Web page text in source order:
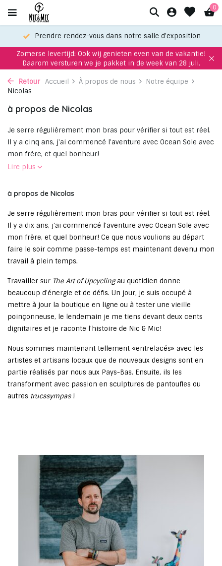
0
Prendre rendez-vous dans notre salle d'exposition
Zomerse levertijd: Ook wij genieten even van de vakantie!
Daarom versturen we je pakket in de week van 28 juli.
Retour Accueil À propos de nous
Notre équipe
Nicolas
à propos de Nicolas
Je serre régulièrement mon bras pour vérifier si tout est réel.
Il y a cinq ans, j'ai commencé l'aventure avec Ocean Sole avec
mon frère, et quel bonheur!
Lire plus
à propos de Nicolas
Je serre régulièrement mon bras pour vérifier si tout est réel.
Il y a dix ans, j'ai commencé l'aventure avec Ocean Sole avec
mon frère, et quel bonheur! Ce que nous voulions au départ
faire le soir comme passe-temps est maintenant devenu mon
travail à plein temps.
Travailler sur The Art of Upcyclingau quotidien donne
beaucoup d'énergie et de défis. Un jour, je suis occupé à
mettre à jour la boutique en ligne ou à tester une vieille
poinçonneuse, le lendemain je me tiens devant deux cents
dignitaires et je raconte l'histoire de Nic & Mic!
Nous sommes maintenant tellement «entrelacés» avec les
artistes et artisans locaux que de nouveaux designs sont en
partie réalisés par nous aux Pays-Bas. Ensuite, ils les
transforment avec passion en sculptures de pantoufles ou
autres trucssympas!